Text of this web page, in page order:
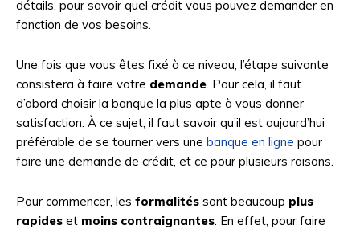
détails, pour savoir quel crédit vous pouvez demander en
fonction de vos besoins.
Une fois que vous êtes fixé à ce niveau, l’étape suivante
consistera à faire votre demande . Pour cela, il faut
d’abord choisir la banque la plus apte à vous donner
satisfaction. À ce sujet, il faut savoir qu’il est aujourd’hui
préférable de se tourner vers une banque en ligne pour
faire une demande de crédit, et ce pour plusieurs raisons.
Pour commencer, les formalités sont beaucoup plus
rapides et moins contraignantes . En effet, pour faire